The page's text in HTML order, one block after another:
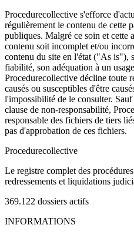
Procedurecollective s'efforce
régulièrement le contenu de cette
publiques. Malgré ce soin et cette
contenu soit incomplet et/ou
contenu du site en l'état ("As is"),
fiabilité, son adéquation à un
Procedurecollective décline toute
causés ou susceptibles d'être
l'impossibilité de le consulter.
clause de non-responsabilité,
responsable des fichiers de tiers
pas d'approbation de ces fichiers.
Procedurecollective
Le registre complet des
redressements et liquidations
369.122 dossiers actifs
INFORMATIONS